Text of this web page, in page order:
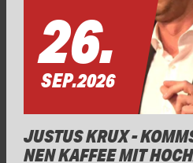
26.
SEP.2026
JUSTUS KRUX -
NEN KAFFEE MIT